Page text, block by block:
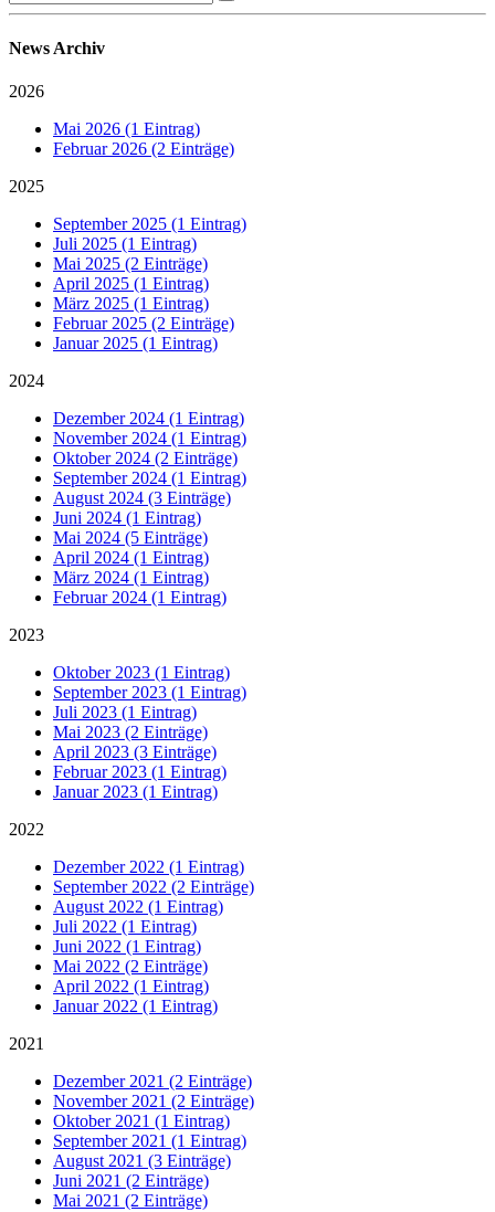
News Archiv
2026
Mai 2026 (1 Eintrag)
Februar 2026 (2 Einträge)
2025
September 2025 (1 Eintrag)
Juli 2025 (1 Eintrag)
Mai 2025 (2 Einträge)
April 2025 (1 Eintrag)
März 2025 (1 Eintrag)
Februar 2025 (2 Einträge)
Januar 2025 (1 Eintrag)
2024
Dezember 2024 (1 Eintrag)
November 2024 (1 Eintrag)
Oktober 2024 (2 Einträge)
September 2024 (1 Eintrag)
August 2024 (3 Einträge)
Juni 2024 (1 Eintrag)
Mai 2024 (5 Einträge)
April 2024 (1 Eintrag)
März 2024 (1 Eintrag)
Februar 2024 (1 Eintrag)
2023
Oktober 2023 (1 Eintrag)
September 2023 (1 Eintrag)
Juli 2023 (1 Eintrag)
Mai 2023 (2 Einträge)
April 2023 (3 Einträge)
Februar 2023 (1 Eintrag)
Januar 2023 (1 Eintrag)
2022
Dezember 2022 (1 Eintrag)
September 2022 (2 Einträge)
August 2022 (1 Eintrag)
Juli 2022 (1 Eintrag)
Juni 2022 (1 Eintrag)
Mai 2022 (2 Einträge)
April 2022 (1 Eintrag)
Januar 2022 (1 Eintrag)
2021
Dezember 2021 (2 Einträge)
November 2021 (2 Einträge)
Oktober 2021 (1 Eintrag)
September 2021 (1 Eintrag)
August 2021 (3 Einträge)
Juni 2021 (2 Einträge)
Mai 2021 (2 Einträge)